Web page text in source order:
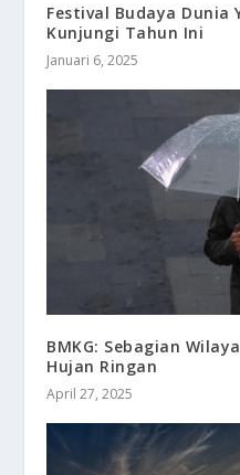
Festival Budaya Dunia
Kunjungi Tahun Ini
Januari 6, 2025
BMKG: Sebagian
Hujan Ringan
April 27, 2025